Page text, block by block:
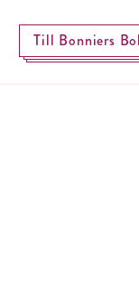
Till Bonniers